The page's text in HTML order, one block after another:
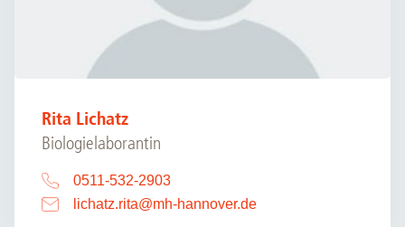
Rita Lichatz
Biologielaborantin
0511-532-2903
lichatz.rita@mh-hannover.de